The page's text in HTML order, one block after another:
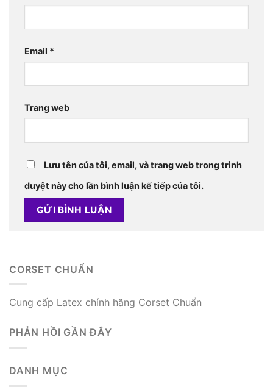
Email *
Trang web
Lưu tên của tôi, email, và trang web trong trình
duyệt này cho lần bình luận kế tiếp của tôi.
CORSET CHUẨN
Cung cấp Latex chính hãng Corset Chuẩn
PHẢN HỒI GẦN ĐÂY
DANH MỤC